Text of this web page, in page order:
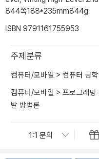
844쪽188*235mm844g
ISBN 9791161755953
주제분류
컴퓨터/모바일 > 컴퓨터 공학
컴퓨터/모바일 > 프로그래밍
발 방법론